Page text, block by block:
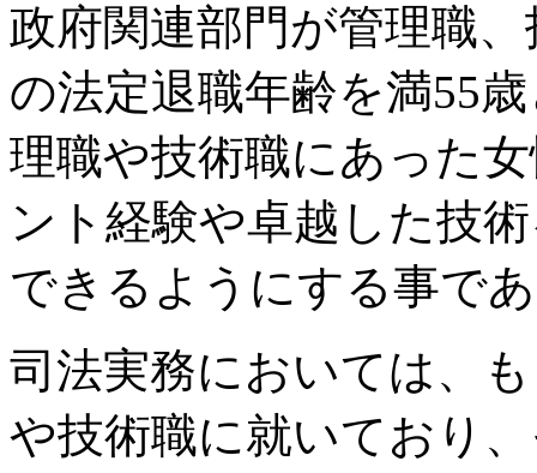
政府関連部門が管理職
の法定退職年齢を満55
理職や技術職にあった
ント経験や卓越した技
できるようにする事で
司法実務においては、
や技術職に就いており